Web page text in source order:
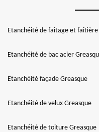
Etanchéité de faîtage et faîtière
Etanchéité de bac acier
Etanchéité façade Greasque
Etanchéité de velux Greasque
Etanchéité de toiture Greasque